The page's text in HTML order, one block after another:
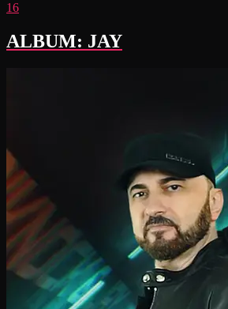
16
ALBUM: JAY